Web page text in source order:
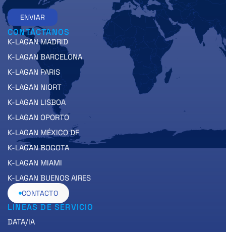
ENVIAR
CONTÁCTANOS
K-LAGAN MADRID
K-LAGAN BARCELONA
K-LAGAN PARIS
K-LAGAN NIORT
K-LAGAN LISBOA
K-LAGAN OPORTO
K-LAGAN MÉXICO DF
K-LAGAN BOGOTA
K-LAGAN MIAMI
K-LAGAN BUENOS AIRES
CONTACTO
LINEAS DE SERVICIO
DATA/IA